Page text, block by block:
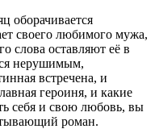
оборачивается
своего любимого мужа,
слова оставляют её в
нерушимым,
встречена, и
героиня, и какие
себя и свою любовь, вы
роман.